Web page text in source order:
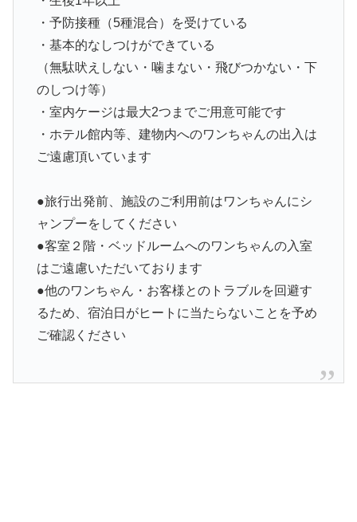
・予防接種（5種混合）を受けている
・基本的なしつけができている
（無駄吠えしない・噛まない・飛びつかない・下
のしつけ等）
・室内ケージは最大2つまでご用意可能です
・ホテル館内等、建物内へのワンちゃんの出入は
ご遠慮頂いています
●旅行出発前、施設のご利用前はワンちゃんにシ
ャンプーをしてください
●客室２階・ベッドルームへのワンちゃんの入室
はご遠慮いただいております
●他のワンちゃん・お客様とのトラブルを回避す
るため、宿泊日がヒートに当たらないことを予め
ご確認ください